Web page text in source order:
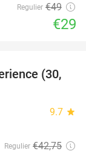
Regulier €49
€29
44%
(30,
9.7 star
Regulier €42,75